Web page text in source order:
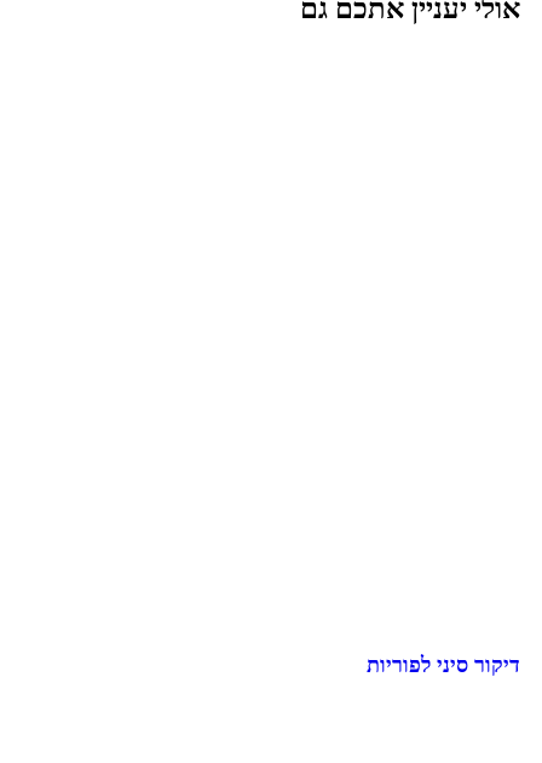
אולי יעניין אתכם גם
דיקור סיני לפוריות